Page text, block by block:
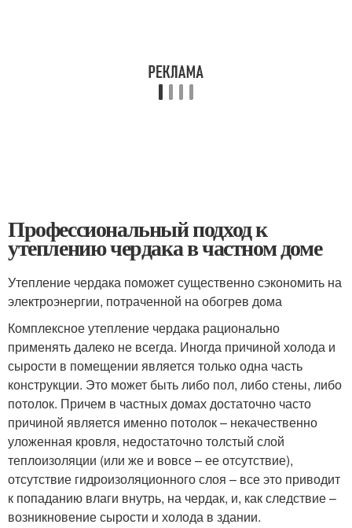
Профессиональный подход к
утеплению чердака в частном доме
Утепление чердака поможет существенно сэкономить на
электроэнергии, потраченной на обогрев дома
Комплексное утепление чердака рационально
применять далеко не всегда. Иногда причиной холода и
сырости в помещении является только одна часть
конструкции. Это может быть либо пол, либо стены, либо
потолок. Причем в частных домах достаточно часто
причиной является именно потолок – некачественно
уложенная кровля, недостаточно толстый слой
теплоизоляции (или же и вовсе – ее отсутствие),
отсутствие гидроизоляционного слоя – все это приводит
к попаданию влаги внутрь, на чердак, и, как следствие –
возникновение сырости и холода в здании.